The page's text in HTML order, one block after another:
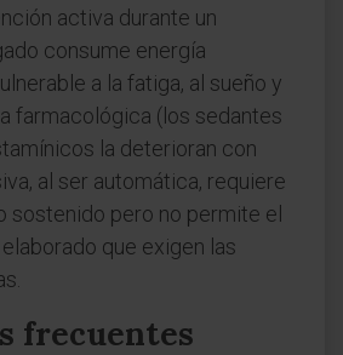
activa durante un
consume energía
a la fatiga, al sueño y
farmacológica (los sedantes
la deterioran con
al ser automática, requiere
sostenido pero no permite el
que exigen las
frecuentes